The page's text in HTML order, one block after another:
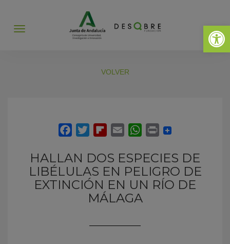
Abrir
Abrir
VOLVER
HALLAN DOS ESPECIES DE
LIBÉLULAS EN PELIGRO DE
EXTINCIÓN EN UN RÍO DE
MÁLAGA